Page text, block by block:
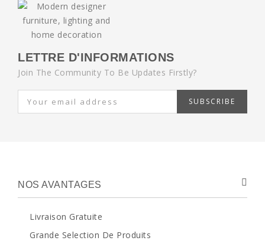
LETTRE D'INFORMATIONS
Join The Community To Be Updates Firstly?
SUBSCRIBE
NOS AVANTAGES
Livraison Gratuite
Grande Selection De Produits